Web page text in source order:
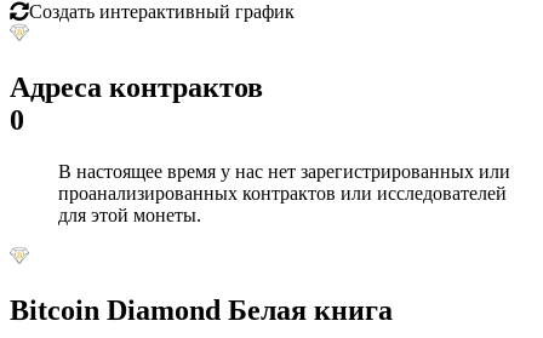
Создать интерактивный график
Адреса контрактов
0
В настоящее время у нас нет зарегистрированных или
проанализированных контрактов или исследователей
для этой монеты.
Bitcoin Diamond Белая книга